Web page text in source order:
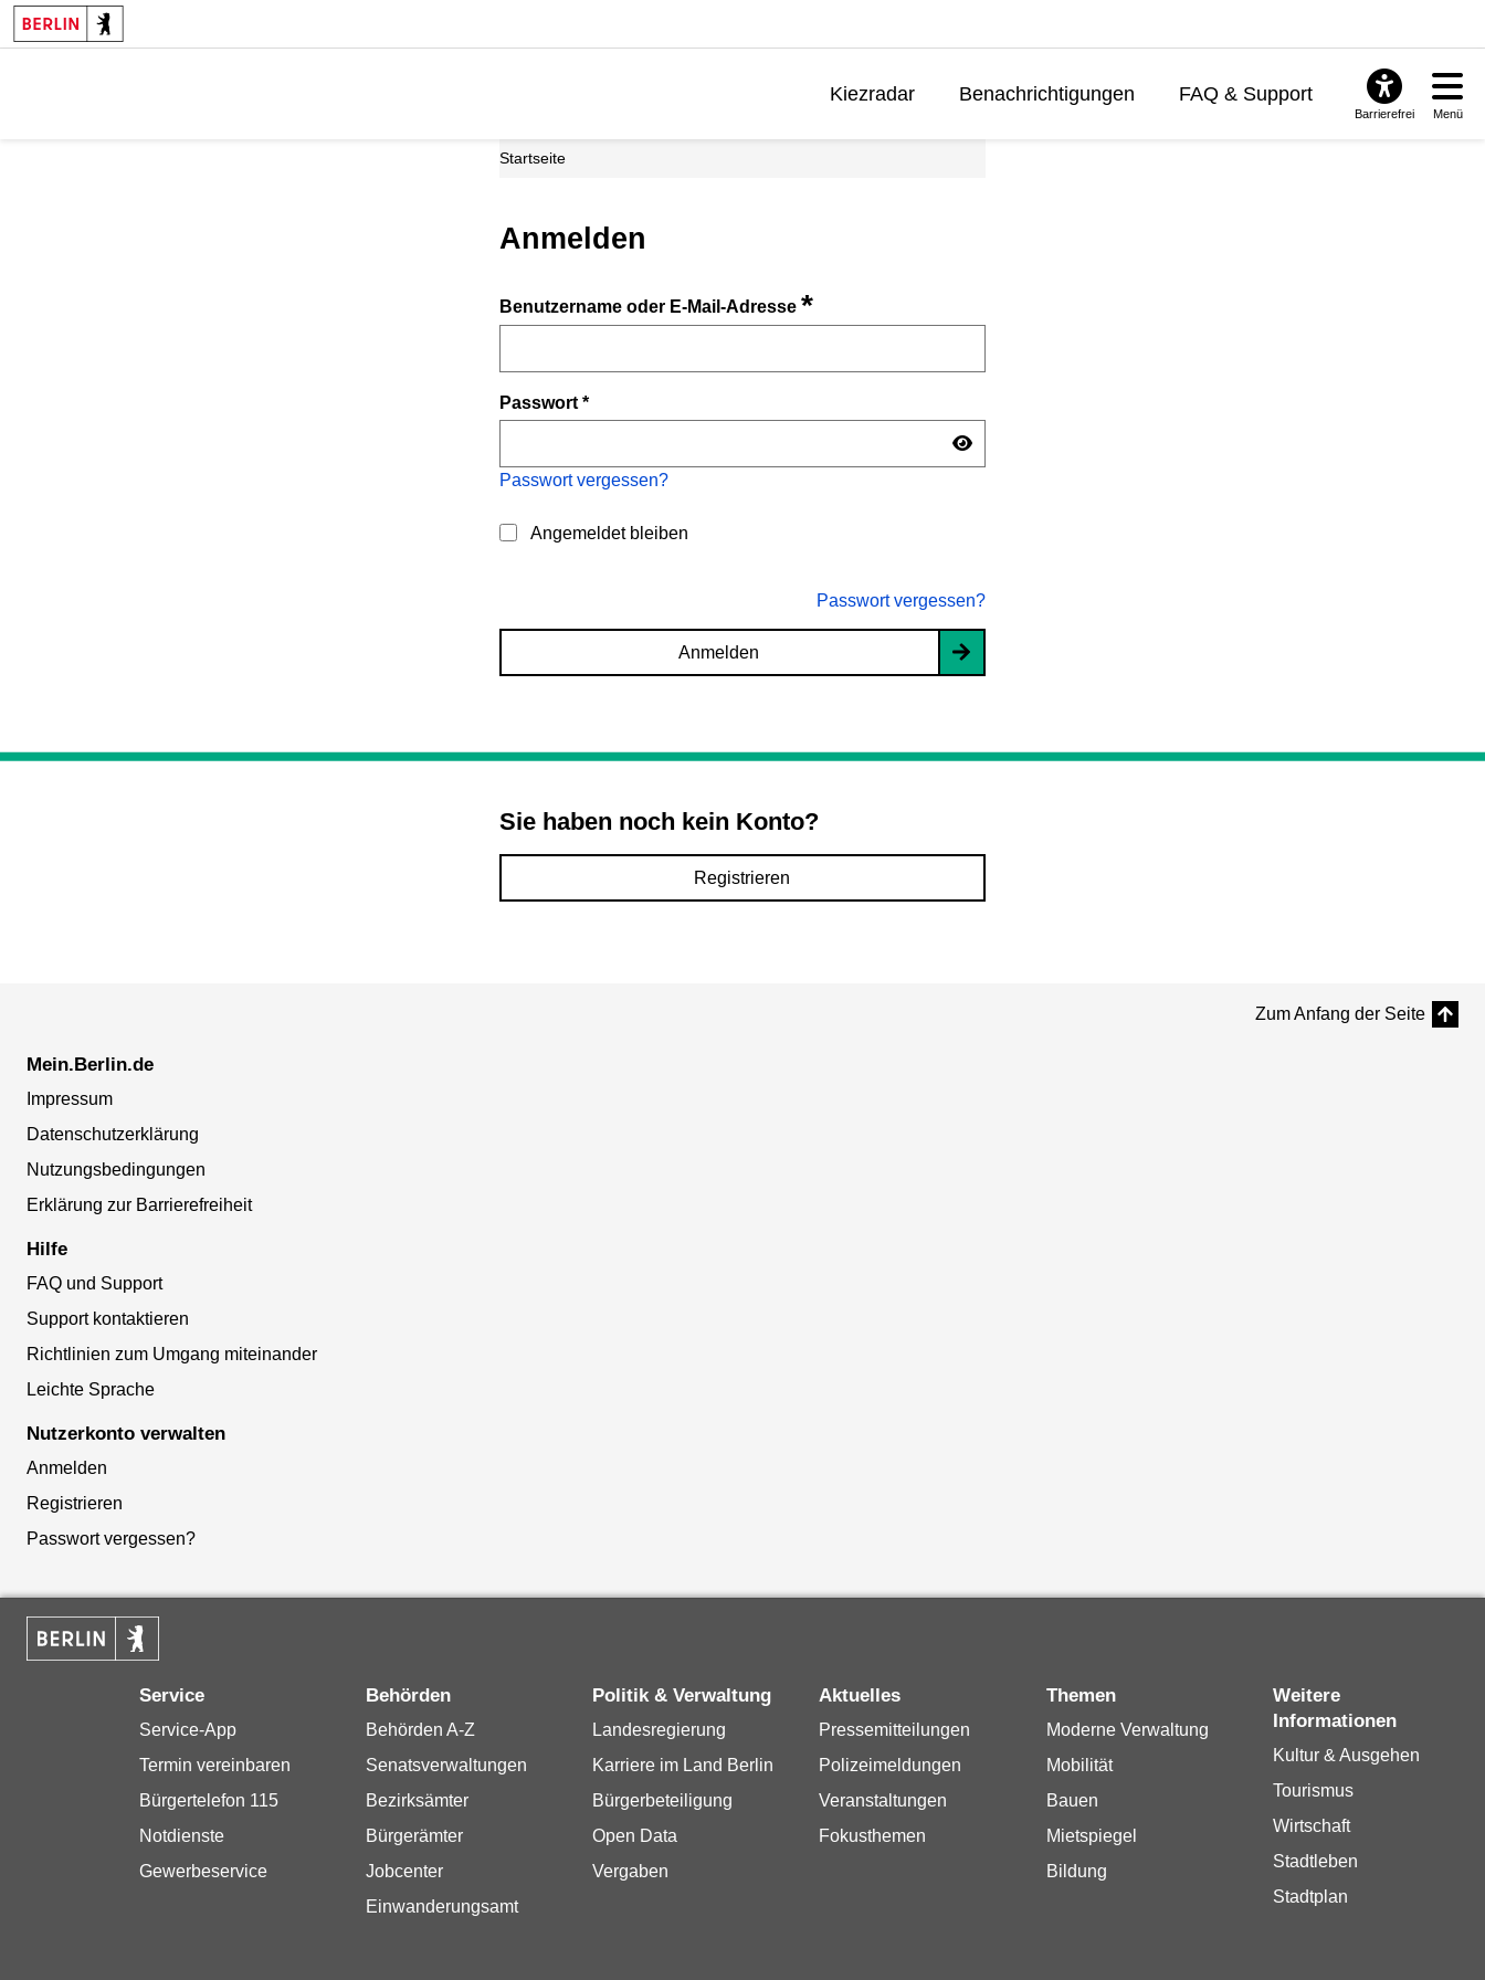
Kiezradar Benachrichtigungen FAQ & Support
Barrierefrei Menü
Startseite
Anmelden
Benutzername oder E-Mail-Adresse*
Passwort*
Passwort vergessen?
Angemeldet bleiben
Passwort vergessen?
Anmelden
Sie haben noch kein Konto?
Registrieren
Zum Anfang der Seite
Mein.Berlin.de
Impressum
Datenschutzerklärung
Nutzungsbedingungen
Erklärung zur Barrierefreiheit
Hilfe
FAQ und Support
Support kontaktieren
Richtlinien zum Umgang miteinander
Leichte Sprache
Nutzerkonto verwalten
Anmelden
Registrieren
Passwort vergessen?
Service
Service-App
Termin vereinbaren
Bürgertelefon 115
Notdienste
Gewerbeservice
Behörden
Behörden A-Z
Senatsverwaltungen
Bezirksämter
Bürgerämter
Jobcenter
Einwanderungsamt
Politik & Verwaltung
Landesregierung
Karriere im Land Berlin
Bürgerbeteiligung
Open Data
Vergaben
Aktuelles
Pressemitteilungen
Polizeimeldungen
Veranstaltungen
Fokusthemen
Themen
Moderne Verwaltung
Mobilität
Bauen
Mietspiegel
Bildung
Weitere
Informationen
Kultur & Ausgehen
Tourismus
Wirtschaft
Stadtleben
Stadtplan